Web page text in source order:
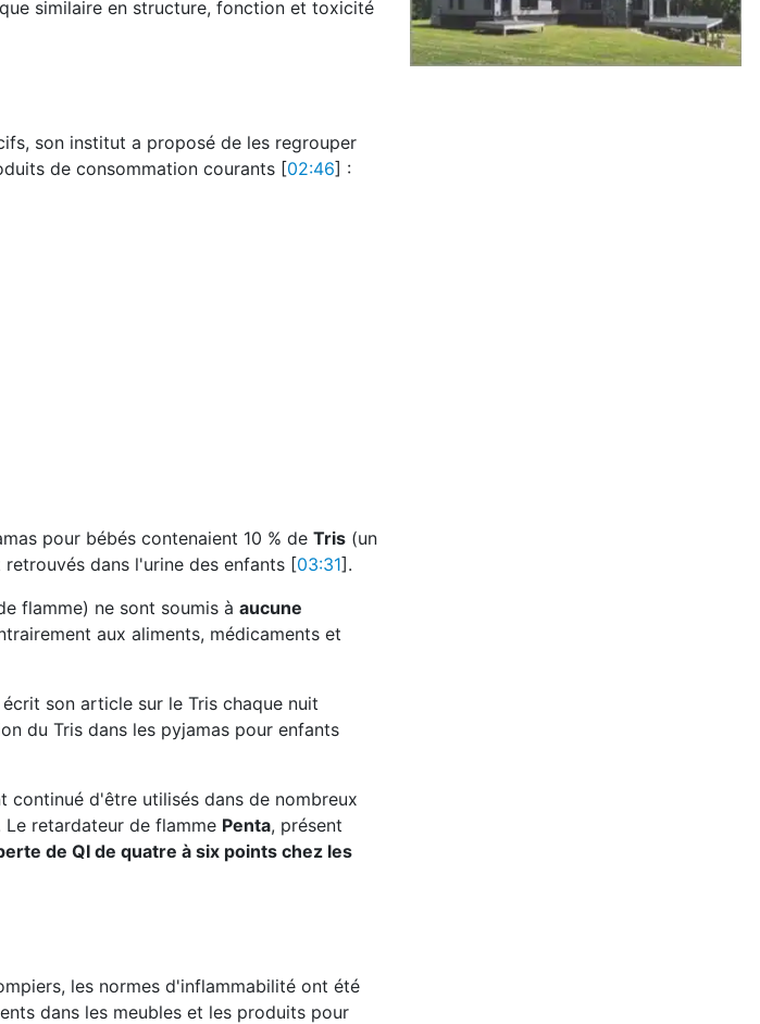
similaire en structure, fonction et toxicité
son institut a proposé de les regrouper
de consommation courants [02:46] :
pour bébés contenaient 10 % de Tris (un
dans l'urine des enfants [03:31].
flamme) ne sont soumis à aucune
aux aliments, médicaments et
son article sur le Tris chaque nuit
du Tris dans les pyjamas pour enfants
d'être utilisés dans de nombreux
Le retardateur de flamme Penta, présent
de QI de quatre à six points chez les
les normes d'inflammabilité ont été
dans les meubles et les produits pour